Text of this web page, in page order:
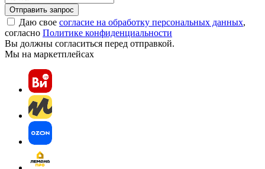
Отправить запрос
Даю свое согласие на обработку персональных данных,
согласно Политике конфиденциальности
Вы должны согласиться перед отправкой.
Мы на маркетплейсах